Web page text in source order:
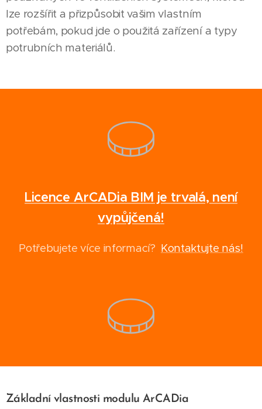
lze rozšířit a přizpůsobit vašim vlastním
potřebám, pokud jde o použitá zařízení a typy
potrubních materiálů.
Licence ArCADia BIM je trvalá, není
vypůjčená!
Potřebujete více informací? Kontaktujte nás!
Základní vlastnosti modulu ArCADia